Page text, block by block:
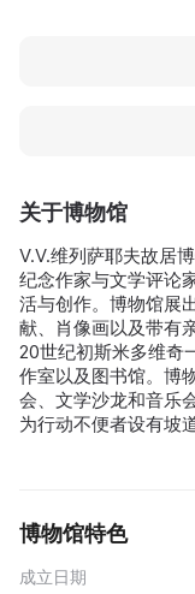
关于博物馆
V.V.维列萨耶夫故居
纪念作家与文学评论
活与创作。博物馆展
献、肖像画以及带有
20世纪初斯米多维奇
作室以及图书馆。博
会、文学沙龙和音乐
为行动不便者设有坡道
博物馆特色
成立日期